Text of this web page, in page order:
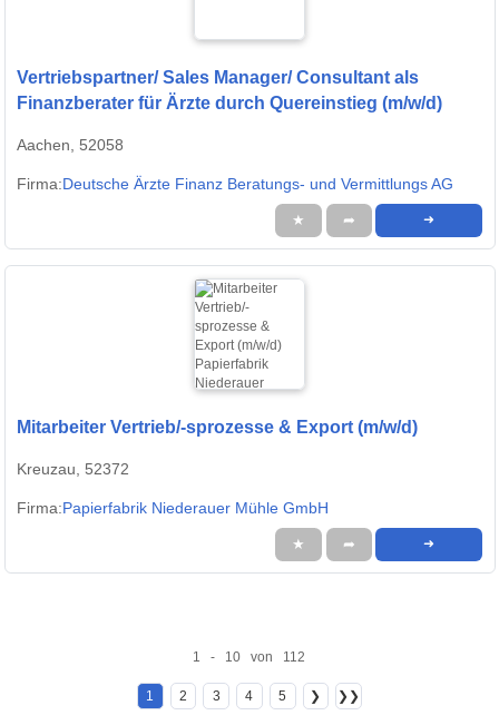
Vertriebspartner/ Sales Manager/ Consultant als
Finanzberater für Ärzte durch Quereinstieg (m/w/d)
Aachen, 52058
Firma:Deutsche Ärzte Finanz Beratungs- und Vermittlungs AG
★ ➦ ➜
Mitarbeiter Vertrieb/-sprozesse & Export (m/w/d)
Kreuzau, 52372
Firma:Papierfabrik Niederauer Mühle GmbH
★ ➦ ➜
1 - 10 von 112
1 2 3 4 5 ❯ ❯❯